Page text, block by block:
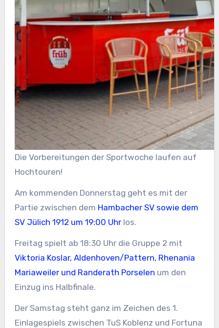
Die Vorbereitungen der Sportwoche laufen auf
Hochtouren!
Am kommenden Donnerstag geht es mit der
Partie zwischen dem Hambacher SV sowie dem
SV Jülich 1912 um 19:00 Uhrlos.
Freitag spielt ab 18:30 Uhr die Gruppe 2 mit
Viktoria Koslar, Aldenhoven/Pattern, Rhenania
Mariaweiler und Randerath Porselen um den
Einzug ins Halbfinale.
Der Samstag steht ganz im Zeichen des 1.
Einlagespiels zwischen TuS Koblenz und Fortuna